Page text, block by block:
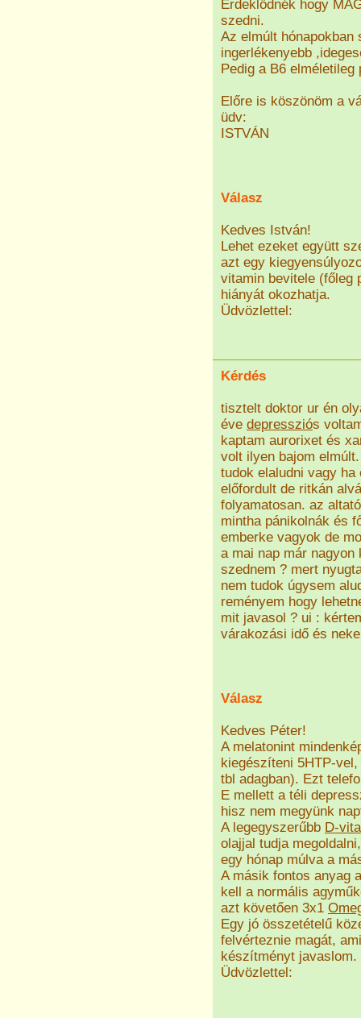
Érdeklődnék hogy
szedni.
Az elmúlt hónapokban
ingerlékenyebb
Pedig a B6
Előre is köszönöm a
üdv:
ISTVÁN
Válasz
Kedves István!
Lehet ezeket együtt
azt egy
vitamin bevitele (főleg
hiányát okozhatja.
Üdvözlettel:
Kérdés
tisztelt doktor ur én
éve depressziós
kaptam aurorixet és
volt ilyen bajom
tudok elaludni vagy
előfordult de ritkán
folyamatosan. az
mintha pánikolnák és
emberke vagyok de
a mai nap már
szednem ? mert
nem tudok úgysem
reményem hogy
mit javasol ? ui :
várakozási idő és
Válasz
Kedves Péter!
A melatonint
kiegészíteni 5HTP-
tbl adagban). Ezt
E mellett a téli
hisz nem megyünk
A legegyszerűbb D-
olajjal tudja
egy hónap múlva a
A másik fontos anyag
kell a normális
azt követően 3x1
Egy jó összetételű
felvérteznie magát,
készítményt javaslom.
Üdvözlettel: